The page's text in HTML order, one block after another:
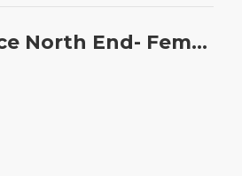
Manteau softshell 3 couches Performance North End- Femme